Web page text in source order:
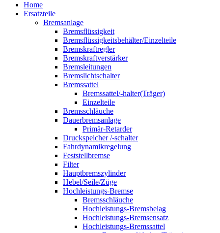
Home
Ersatzteile
Bremsanlage
Bremsflüssigkeit
Bremsflüssigkeitsbehälter/Einzelteile
Bremskraftregler
Bremskraftverstärker
Bremsleitungen
Bremslichtschalter
Bremssattel
Bremssattel/-halter(Träger)
Einzelteile
Bremsschläuche
Dauerbremsanlage
Primär-Retarder
Druckspeicher /-schalter
Fahrdynamikregelung
Feststellbremse
Filter
Hauptbremszylinder
Hebel/Seile/Züge
Hochleistungs-Bremse
Bremsschläuche
Hochleistungs-Bremsbelag
Hochleistungs-Bremsensatz
Hochleistungs-Bremssattel